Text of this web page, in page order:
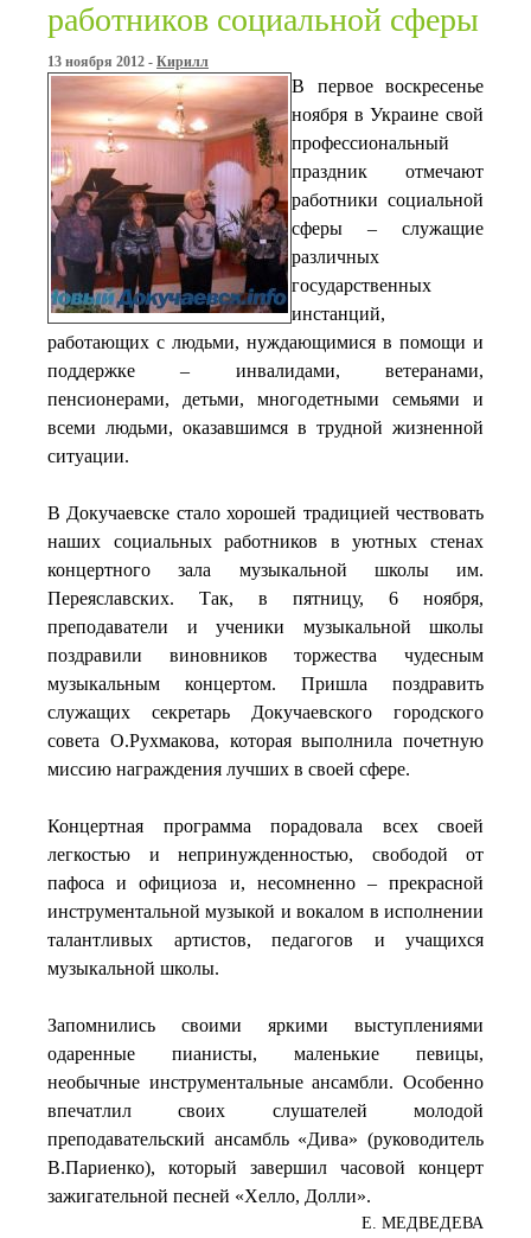
работников социальной сферы
13 ноября 2012 - Кирилл
В первое воскресенье
ноября в Украине свой
профессиональный
праздник отмечают
работники социальной
сферы – служащие
различных
государственных
инстанций,
работающих с людьми, нуждающимися в помощи и
поддержке – инвалидами, ветеранами,
пенсионерами, детьми, многодетными семьями и
всеми людьми, оказавшимся в трудной жизненной
ситуации.
В Докучаевске стало хорошей традицией чествовать
наших социальных работников в уютных стенах
концертного зала музыкальной школы им.
Переяславских. Так, в пятницу, 6 ноября,
преподаватели и ученики музыкальной школы
поздравили виновников торжества чудесным
музыкальным концертом. Пришла поздравить
служащих секретарь Докучаевского городского
совета О.Рухмакова, которая выполнила почетную
миссию награждения лучших в своей сфере.
Концертная программа порадовала всех своей
легкостью и непринужденностью, свободой от
пафоса и официоза и, несомненно – прекрасной
инструментальной музыкой и вокалом в исполнении
талантливых артистов, педагогов и учащихся
музыкальной школы.
Запомнились своими яркими выступлениями
одаренные пианисты, маленькие певицы,
необычные инструментальные ансамбли. Особенно
впечатлил своих слушателей молодой
преподавательский ансамбль «Дива» (руководитель
В.Париенко), который завершил часовой концерт
зажигательной песней «Хелло, Долли».
Е. МЕДВЕДЕВА